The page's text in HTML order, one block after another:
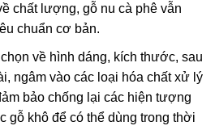
chất lượng, gỗ nu cà phê vẫn
chuẩn cơ bản.
về hình dáng, kích thước, sau
ngâm vào các loại hóa chất xử lý
bảo chống lại các hiện tượng
gỗ khô để có thể dùng trong thời